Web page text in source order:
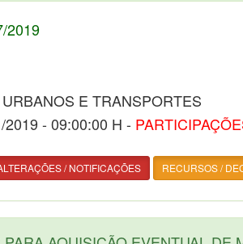
2019
E TRANSPORTES
2019 - 09:00:00 H -
/ NOTIFICAÇÕES RECURSOS /